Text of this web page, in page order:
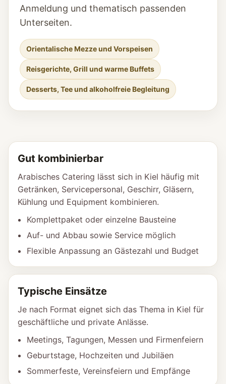
Anmeldung und thematisch passenden
Unterseiten.
Orientalische Mezze und Vorspeisen
Reisgerichte, Grill und warme Buffets
Desserts, Tee und alkoholfreie Begleitung
Gut kombinierbar
Arabisches Catering lässt sich in Kiel häufig mit
Getränken, Servicepersonal, Geschirr, Gläsern,
Kühlung und Equipment kombinieren.
Komplettpaket oder einzelne Bausteine
Auf- und Abbau sowie Service möglich
Flexible Anpassung an Gästezahl und Budget
Typische Einsätze
Je nach Format eignet sich das Thema in Kiel für
geschäftliche und private Anlässe.
Meetings, Tagungen, Messen und Firmenfeiern
Geburtstage, Hochzeiten und Jubiläen
Sommerfeste, Vereinsfeiern und Empfänge